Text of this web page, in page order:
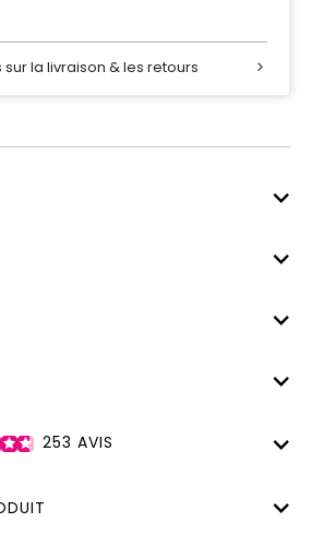
sur la livraison & les retours
253 AVIS